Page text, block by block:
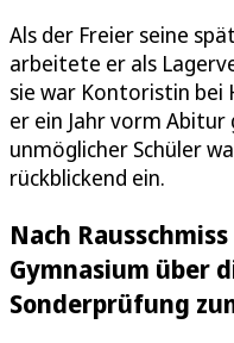
Als der Freier seine
arbeitete er als
sie war Kontoristin bei
er ein Jahr vorm Abitur
unmöglicher Schüler
rückblickend ein.
Nach
Gymnasium über
Sonderprüfung